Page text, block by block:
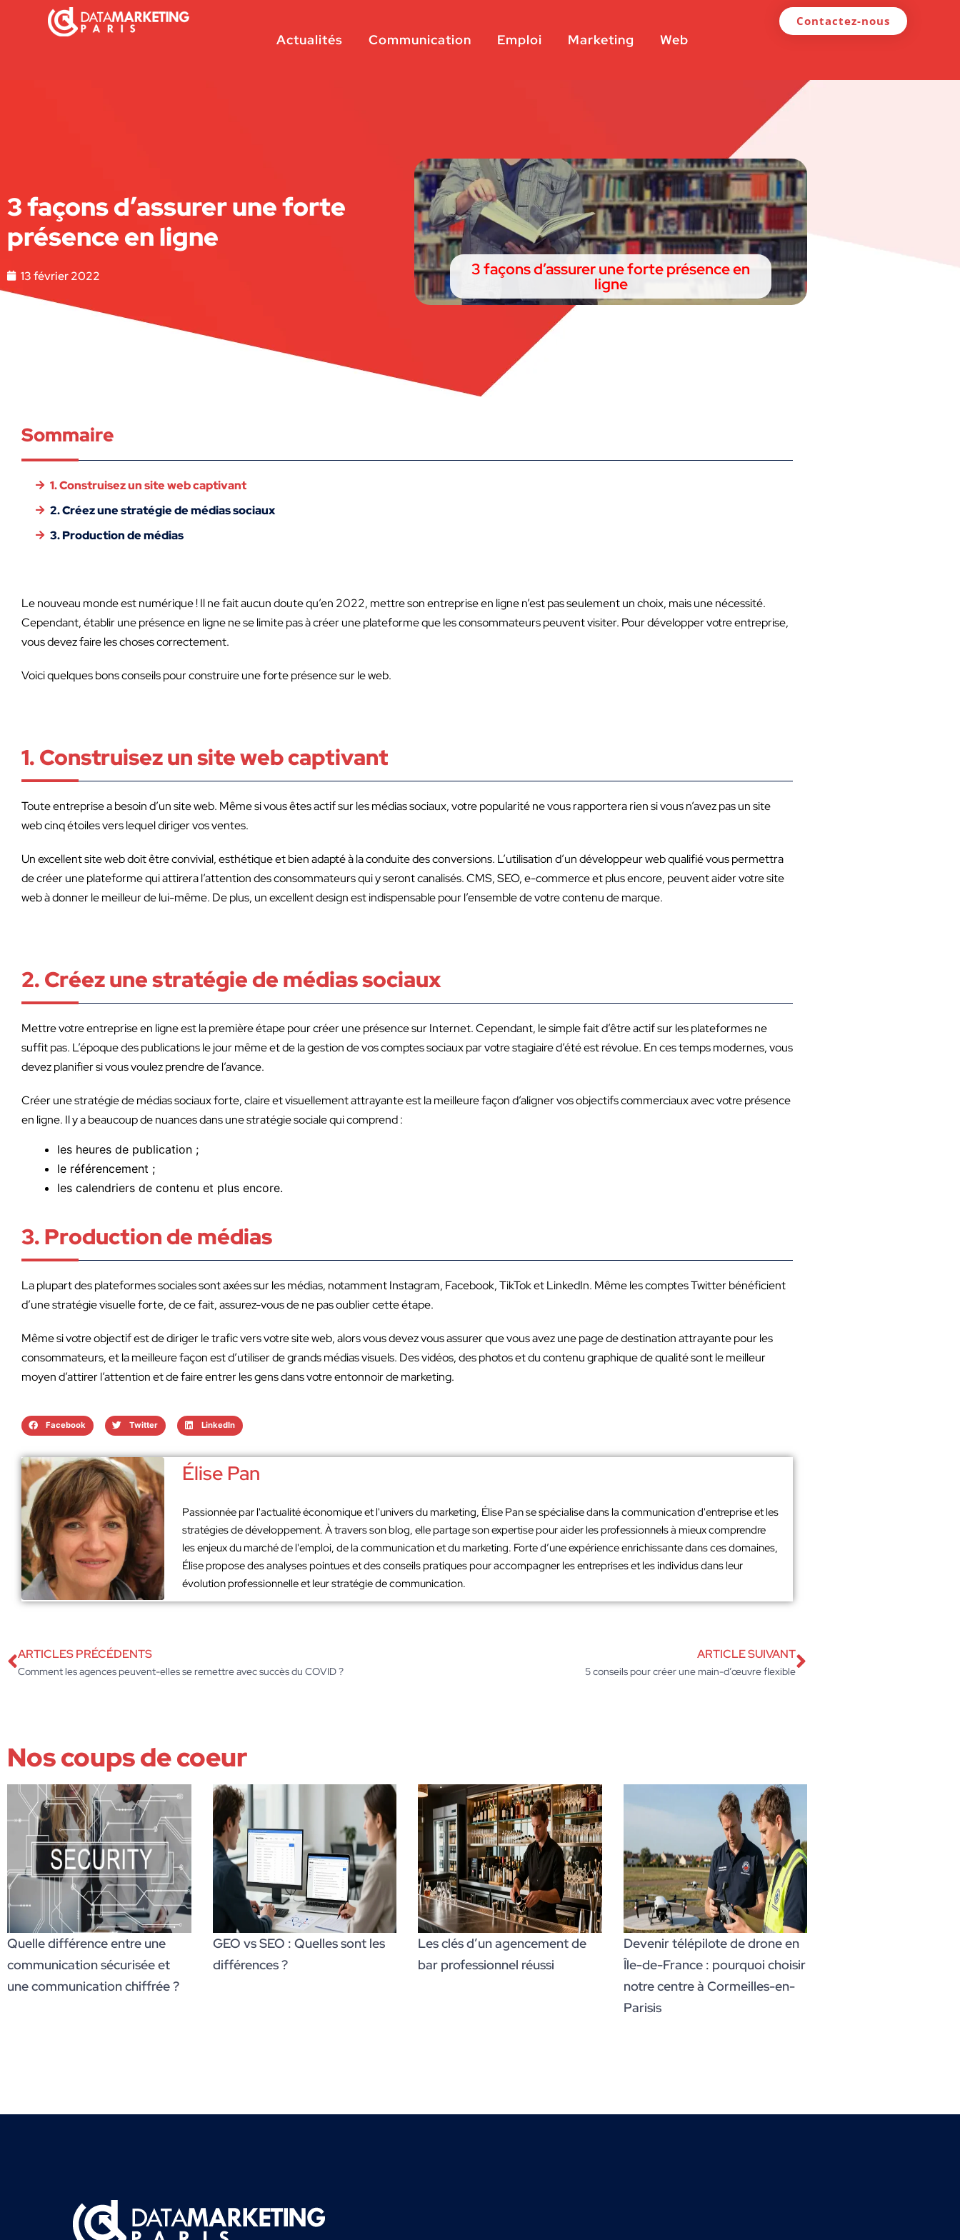
Actualités Communication Emploi Marketing Web
Contactez-nous
3 façons d’assurer une forte
présence en ligne
13 février 2022 3 façons d’assurer une forte présence en
ligne
Sommaire
1. Construisez un site web captivant
2. Créez une stratégie de médias sociaux
3. Production de médias
Le nouveau monde est numérique ! Il ne fait aucun doute qu’en 2022, mettre son entreprise en ligne n’est pas seulement un choix, mais une nécessité.
Cependant, établir une présence en ligne ne se limite pas à créer une plateforme que les consommateurs peuvent visiter. Pour développer votre entreprise,
vous devez faire les choses correctement.
Voici quelques bons conseils pour construire une forte présence sur le web.
1. Construisez un site web captivant
Toute entreprise a besoin d’un site web. Même si vous êtes actif sur les médias sociaux, votre popularité ne vous rapportera rien si vous n’avez pas un site
web cinq étoiles vers lequel diriger vos ventes.
Un excellent site web doit être convivial, esthétique et bien adapté à la conduite des conversions. L’utilisation d’un développeur web qualifié vous permettra
de créer une plateforme qui attirera l’attention des consommateurs qui y seront canalisés. CMS, SEO, e-commerce et plus encore, peuvent aider votre site
web à donner le meilleur de lui-même. De plus, un excellent design est indispensable pour l’ensemble de votre contenu de marque.
2. Créez une stratégie de médias sociaux
Mettre votre entreprise en ligne est la première étape pour créer une présence sur Internet. Cependant, le simple fait d’être actif sur les plateformes ne
suffit pas. L’époque des publications le jour même et de la gestion de vos comptes sociaux par votre stagiaire d’été est révolue. En ces temps modernes, vous
devez planifier si vous voulez prendre de l’avance.
Créer une stratégie de médias sociaux forte, claire et visuellement attrayante est la meilleure façon d’aligner vos objectifs commerciaux avec votre présence
en ligne. Il y a beaucoup de nuances dans une stratégie sociale qui comprend :
les heures de publication ;
le référencement ;
les calendriers de contenu et plus encore.
3. Production de médias
La plupart des plateformes sociales sont axées sur les médias, notamment Instagram, Facebook, TikTok et LinkedIn. Même les comptes Twitter bénéficient
d’une stratégie visuelle forte, de ce fait, assurez-vous de ne pas oublier cette étape.
Même si votre objectif est de diriger le trafic vers votre site web, alors vous devez vous assurer que vous avez une page de destination attrayante pour les
consommateurs, et la meilleure façon est d’utiliser de grands médias visuels. Des vidéos, des photos et du contenu graphique de qualité sont le meilleur
moyen d’attirer l’attention et de faire entrer les gens dans votre entonnoir de marketing.
Facebook Twitter LinkedIn
Élise Pan
Passionnée par l'actualité économique et l'univers du marketing, Élise Pan se spécialise dans la communication d'entreprise et les
stratégies de développement. À travers son blog, elle partage son expertise pour aider les professionnels à mieux comprendre
les enjeux du marché de l'emploi, de la communication et du marketing. Forte d’une expérience enrichissante dans ces domaines,
Élise propose des analyses pointues et des conseils pratiques pour accompagner les entreprises et les individus dans leur
évolution professionnelle et leur stratégie de communication.
ARTICLES PRÉCÉDENTS
Comment les agences peuvent-elles se remettre avec succès du COVID ?
ARTICLE SUIVANT
5 conseils pour créer une main-d’œuvre flexible
Nos coups de coeur
Quelle différence entre une
communication sécurisée et
une communication chiffrée ?
GEO vs SEO : Quelles sont les
différences ?
Les clés d’un agencement de
bar professionnel réussi
Devenir télépilote de drone en
Île-de-France : pourquoi choisir
notre centre à Cormeilles-en-
Parisis